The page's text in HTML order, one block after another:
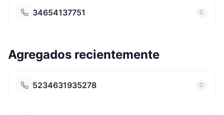
34654137751 0
Agregados recientemente
5234631935278 0